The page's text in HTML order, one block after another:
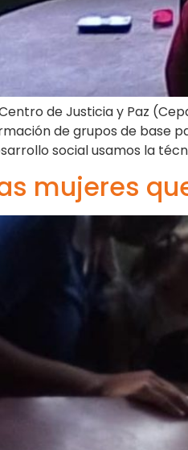
de Justicia y Paz
de grupos de base
social usamos la
mujeres